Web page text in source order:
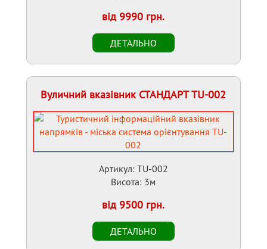
від 9990 грн.
Вуличний вказівник СТАНДАРТ TU-002
Артикул: TU-002
Висота: 3м
від 9500 грн.